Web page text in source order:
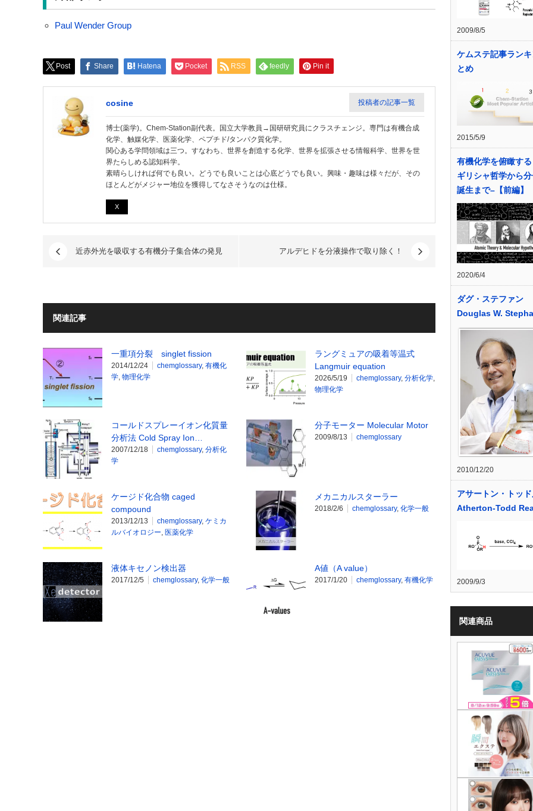
Paul Wender Group
Post Share Hatena Pocket RSS feedly Pin it
cosine 投稿者の記事一覧
博士(薬学)。Chem-Station副代表。国立大学教員→国研研究員にクラスチェンジ。専門は有機合成
化学、触媒化学、医薬化学、ペプチド/タンパク質化学。
関心ある学問領域は三つ。すなわち、世界を創造する化学、世界を拡張させる情報科学、世界を世
界たらしめる認知科学。
素晴らしければ何でも良い。どうでも良いことは心底どうでも良い。興味・趣味は様々だが、その
ほとんどがメジャー地位を獲得してなさそうなのは仕様。
X
近赤外光を吸収する有機分子集合体の発見 アルデヒドを分液操作で取り除く！
関連記事
一重項分裂 singlet fission
2014/12/24 chemglossary, 有機化
学, 物理化学
ラングミュアの吸着等温式
Langmuir equation
2026/5/19 chemglossary, 分析化学,
物理化学
コールドスプレーイオン化質量
分析法 Cold Spray Ion…
2007/12/18 chemglossary, 分析化
学
分子モーター Molecular Motor
2009/8/13 chemglossary
ケージド化合物 caged
compound
2013/12/13 chemglossary, ケミカ
ルバイオロジー, 医薬化学
メカニカルスターラー
2018/2/6 chemglossary, 化学一般
液体キセノン検出器
2017/12/5 chemglossary, 化学一般
A値（A value）
2017/1/20 chemglossary, 有機化学
2009/8/5
ケムステ記事ラン
とめ
2015/5/9
有機化学を俯瞰す
ギリシャ哲学から
誕生まで–【前編】
2020/6/4
ダグ・ステファン
Douglas W.
2010/12/20
アサートン・トッ
Atherton-Todd
2009/9/3
関連商品